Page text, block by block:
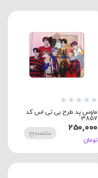
★
★
★
★
★
ماوس پد طرح بی تی اس کد
3857
250,000
تومان
مشاهده